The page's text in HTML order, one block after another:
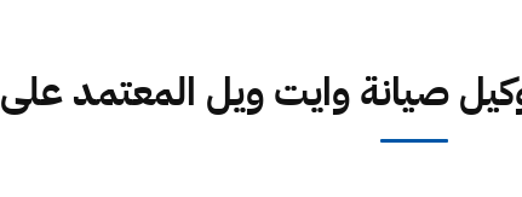
وايت ويل المعتمد على 16062